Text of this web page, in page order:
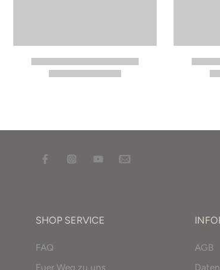
SHOP SERVICE
FAQ
Euer Weg zu uns
AGB